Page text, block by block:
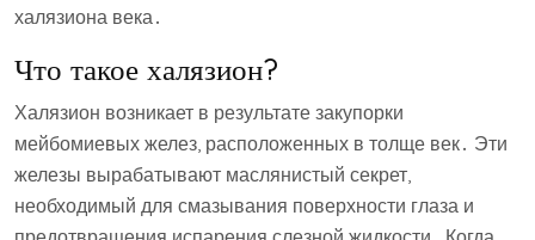
халязиона века․
Что такое халязион?
Халязион возникает в результате закупорки
мейбомиевых желез, расположенных в толще век․ Эти
железы вырабатывают маслянистый секрет,
необходимый для смазывания поверхности глаза и